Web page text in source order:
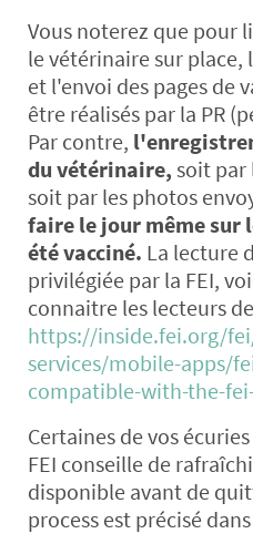
Vous noterez que pour
le vétérinaire sur
et l'envoi des pages de
être réalisés par la PR
Par contre,
du vétérinaire, soit par
soit par les photos
faire le jour même sur
été vacciné. La lecture
privilégiée par la FEI,
connaitre les lecteurs
https://inside.fei.org/
services/mobile-apps/
compatible-with-the-
Certaines de vos
FEI conseille de
disponible avant de
process est précisé